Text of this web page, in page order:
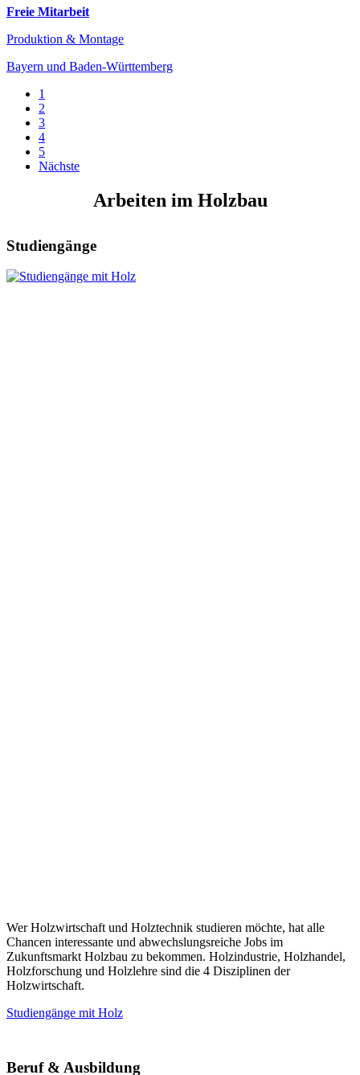
Freie Mitarbeit
Produktion & Montage
Bayern und Baden-Württemberg
1
2
3
4
5
Nächste
Arbeiten im Holzbau
Studiengänge
Wer Holzwirtschaft und Holztechnik studieren möchte, hat alle
Chancen interessante und abwechslungsreiche Jobs im
Zukunftsmarkt Holzbau zu bekommen. Holzindustrie, Holzhandel,
Holzforschung und Holzlehre sind die 4 Disziplinen der
Holzwirtschaft.
Studiengänge mit Holz
Beruf & Ausbildung